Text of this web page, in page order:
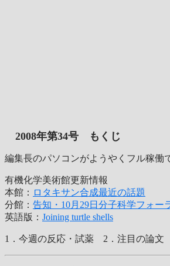
2008年第34号 もくじ
編集長のパソコンがようやくフル稼働
有機化学美術館更新情報
本館： ロタキサン合成最近の話題
分館： 告知・10月29日分子科学フォー
英語版： Joining turtle shells
1．今週の反応・試薬 2．注目の論